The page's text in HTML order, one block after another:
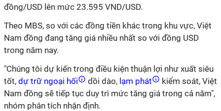
đồng/USD lên mức 23.595 VND/USD.
Theo MBS, so với các đồng tiền khác trong khu vực, Việt
Nam đồng đang tăng giá nhiều nhất so với đồng USD
trong năm nay.
"Chúng tôi dự kiến trong điều kiện thuận lợi như xuất siêu
tốt, dự trữ ngoại hối dồi dào, lạm phát
kiểm soát, Việt
Nam đồng sẽ tiếp tục duy trì mức tăng giá trong cả năm",
nhóm phân tích nhận định.